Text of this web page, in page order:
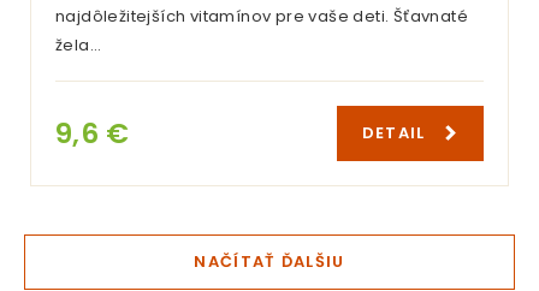
najdôležitejších vitamínov pre vaše deti. Šťavnaté
žela…
9,6 € DETAIL
NAČÍTAŤ ĎALŠIU